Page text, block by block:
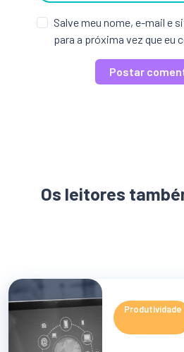
Salve meu nome, e-mail e
para a próxima vez que eu
Os leitores
Produtividade